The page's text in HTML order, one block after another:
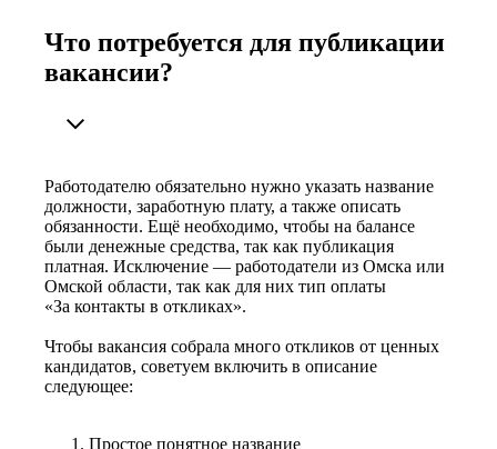
Что потребуется для публикации
вакансии?
Работодателю обязательно нужно указать название
должности, заработную плату, а также описать
обязанности. Ещё необходимо, чтобы на балансе
были денежные средства, так как публикация
платная. Исключение — работодатели из Омска или
Омской области, так как для них тип оплаты
«За контакты в откликах».
Чтобы вакансия собрала много откликов от ценных
кандидатов, советуем включить в описание
следующее:
Простое понятное название